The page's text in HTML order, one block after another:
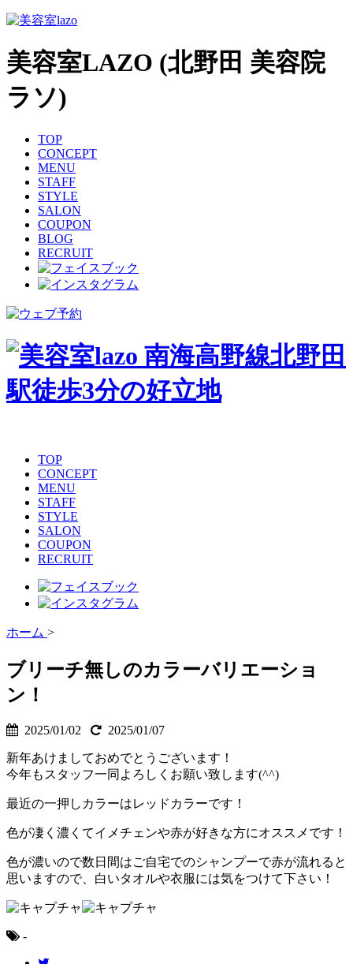
美容室LAZO (北野田 美容院
ラソ)
TOP
CONCEPT
MENU
STAFF
STYLE
SALON
COUPON
BLOG
RECRUIT
TOP
CONCEPT
MENU
STAFF
STYLE
SALON
COUPON
RECRUIT
ホーム >
ブリーチ無しのカラーバリエーショ
ン！
2025/01/02 2025/01/07
新年あけましておめでとうございます！
今年もスタッフ一同よろしくお願い致します(^^)
最近の一押しカラーはレッドカラーです！
色が凄く濃くてイメチェンや赤が好きな方にオススメです！
色が濃いので数日間はご自宅でのシャンプーで赤が流れると
思いますので、白いタオルや衣服には気をつけて下さい！
-